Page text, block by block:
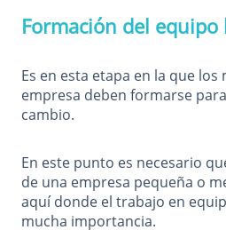
Formación del
Es en esta etapa en la que
empresa deben formarse
cambio.
En este punto es necesario
de una empresa pequeña o
aquí donde el trabajo en
mucha importancia.